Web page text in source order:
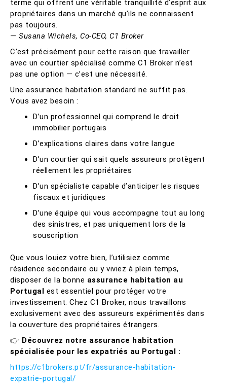
terme qui offrent une véritable tranquillité d’esprit aux
propriétaires dans un marché qu’ils ne connaissent
pas toujours.
— Susana Wichels, Co-CEO, C1 Broker
C’est précisément pour cette raison que travailler
avec un courtier spécialisé comme C1 Broker n’est
pas une option — c’est une nécessité.
Une assurance habitation standard ne suffit pas.
Vous avez besoin :
D’un professionnel qui comprend le droit
immobilier portugais
D’explications claires dans votre langue
D’un courtier qui sait quels assureurs protègent
réellement les propriétaires
D’un spécialiste capable d’anticiper les risques
fiscaux et juridiques
D’une équipe qui vous accompagne tout au long
des sinistres, et pas uniquement lors de la
souscription
Que vous louiez votre bien, l’utilisiez comme
résidence secondaire ou y viviez à plein temps,
disposer de la bonne assurance habitation au
Portugal est essentiel pour protéger votre
investissement. Chez C1 Broker, nous travaillons
exclusivement avec des assureurs expérimentés dans
la couverture des propriétaires étrangers.
👉 Découvrez notre assurance habitation
spécialisée pour les expatriés au Portugal :
https://c1brokers.pt/fr/assurance-habitation-
expatrie-portugal/